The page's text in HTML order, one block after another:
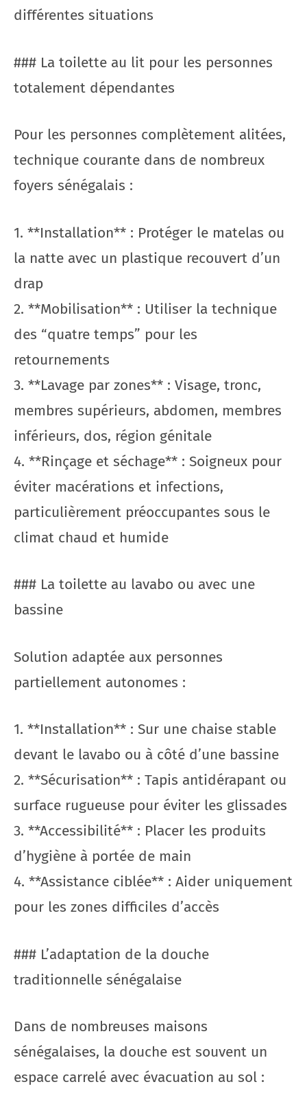
différentes situations
### La toilette au lit pour les personnes
totalement dépendantes
Pour les personnes complètement alitées,
technique courante dans de nombreux
foyers sénégalais :
1. **Installation** : Protéger le matelas ou
la natte avec un plastique recouvert d’un
drap
2. **Mobilisation** : Utiliser la technique
des “quatre temps” pour les
retournements
3. **Lavage par zones** : Visage, tronc,
membres supérieurs, abdomen, membres
inférieurs, dos, région génitale
4. **Rinçage et séchage** : Soigneux pour
éviter macérations et infections,
particulièrement préoccupantes sous le
climat chaud et humide
### La toilette au lavabo ou avec une
bassine
Solution adaptée aux personnes
partiellement autonomes :
1. **Installation** : Sur une chaise stable
devant le lavabo ou à côté d’une bassine
2. **Sécurisation** : Tapis antidérapant ou
surface rugueuse pour éviter les glissades
3. **Accessibilité** : Placer les produits
d’hygiène à portée de main
4. **Assistance ciblée** : Aider uniquement
pour les zones difficiles d’accès
### L’adaptation de la douche
traditionnelle sénégalaise
Dans de nombreuses maisons
sénégalaises, la douche est souvent un
espace carrelé avec évacuation au sol :